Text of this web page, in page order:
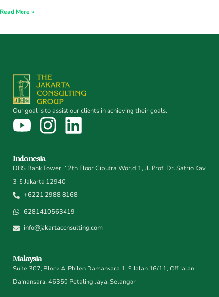
Read More »
Our goal is to assist our clients in achieving their goals.
Indonesia
DBS Bank Tower, 12th Floor Ciputra World 1, Jl. Prof. Dr. Satrio Kav
3-5 Jakarta 12940
+6221 2988 8168
6281410563419
info@jakartaconsulting.com
Malaysia
Suite 307, Block A, Phileo Damansara 1, 9 Jalan 16/11, Off Jalan
Damansara, 46350 Petaling Jaya, Selangor